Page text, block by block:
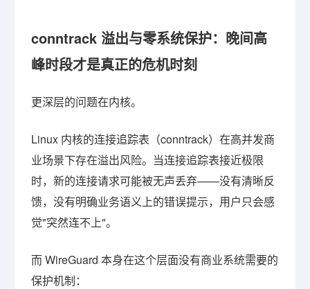
conntrack 溢出与零系统保护：晚间高
峰时段才是真正的危机时刻
更深层的问题在内核。
Linux 内核的连接追踪表（conntrack）在高并发商
业场景下存在溢出风险。当连接追踪表接近极限
时，新的连接请求可能被无声丢弃——没有清晰反
馈，没有明确业务语义上的错误提示，用户只会感
觉"突然连不上"。
而 WireGuard 本身在这个层面没有商业系统需要的
保护机制：